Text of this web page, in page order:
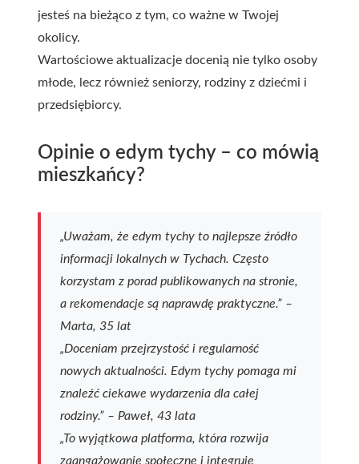
jesteś na bieżąco z tym, co ważne w Twojej
okolicy.
Wartościowe aktualizacje docenią nie tylko osoby
młode, lecz również seniorzy, rodziny z dziećmi i
przedsiębiorcy.
Opinie o edym tychy – co mówią
mieszkańcy?
„Uważam, że edym tychy to najlepsze źródło
informacji lokalnych w Tychach. Często
korzystam z porad publikowanych na stronie,
a rekomendacje są naprawdę praktyczne.” –
Marta, 35 lat
„Doceniam przejrzystość i regularność
nowych aktualności. Edym tychy pomaga mi
znaleźć ciekawe wydarzenia dla całej
rodziny.” – Paweł, 43 lata
„To wyjątkowa platforma, która rozwija
zaangażowanie społeczne i integruje